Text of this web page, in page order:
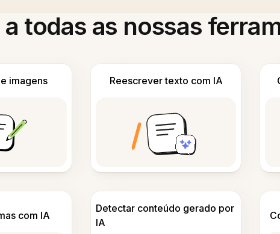
todas as nossas
imagens Reescrever texto com IA
com IA
Detectar conteúdo gerado por
IA